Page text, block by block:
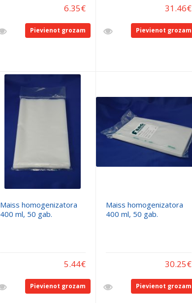
6.35€
Pievienot grozam
31.46€
Pievienot grozam
Maiss homogenizatora
400 ml, 50 gab.
5.44€
Pievienot grozam
Maiss homogenizatora
400 ml, 50 gab.
30.25€
Pievienot grozam